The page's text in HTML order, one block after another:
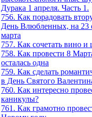
Дурака 1 апреля. Часть 1.
756. Как порадовать
День Влюбленных, на 23
марта
757. Как сочетать вино и
758. Как провести 8
осталась одна
759. Как сделать
в День Святого
760. Как интересно
каникулы?
761. Как грамотно